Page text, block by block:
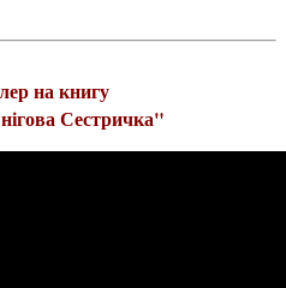
на книгу
Сестричка"